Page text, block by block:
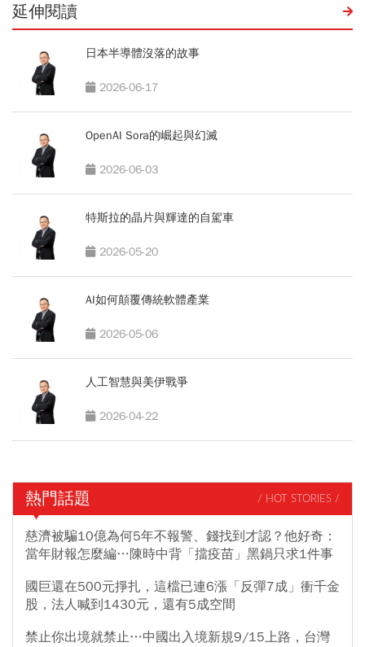
延伸閱讀
日本半導體沒落的故事
2026-06-17
OpenAI Sora的崛起與幻滅
2026-06-03
特斯拉的晶片與輝達的自駕車
2026-05-20
AI如何顛覆傳統軟體產業
2026-05-06
人工智慧與美伊戰爭
2026-04-22
熱門話題 / HOT STORIES /
慈濟被騙10億為何5年不報警、錢找到才認？他好奇：
當年財報怎麼編…陳時中背「擋疫苗」黑鍋只求1件事
國巨還在500元掙扎，這檔已連6漲「反彈7成」衝千金
股，法人喊到1430元，還有5成空間
禁止你出境就禁止…中國出入境新規9/15上路，台灣